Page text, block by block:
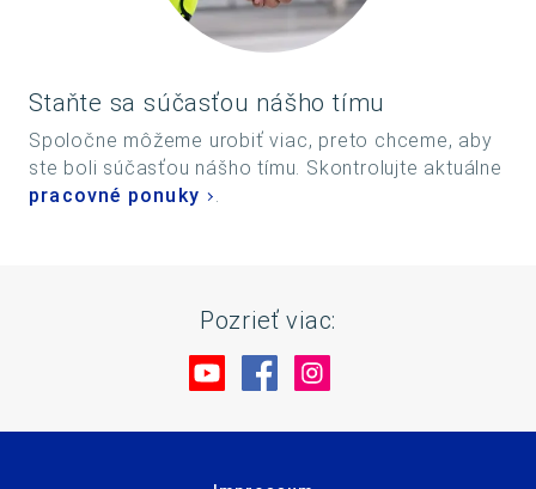
Staňte sa súčasťou nášho tímu
Spoločne môžeme urobiť viac, preto chceme, aby
ste boli súčasťou nášho tímu. Skontrolujte aktuálne
pracovné ponuky
.
Pozrieť viac:
Navštívte nás na YouTube
Navštívte nás na